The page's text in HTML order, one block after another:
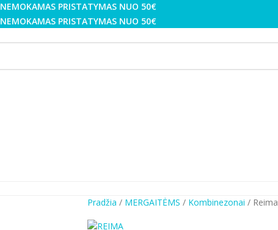
NEMOKAMAS PRISTATYMAS NUO 50€
NEMOKAMAS PRISTATYMAS NUO 50€
Pradžia MERGAITĖMS Kombinezonai